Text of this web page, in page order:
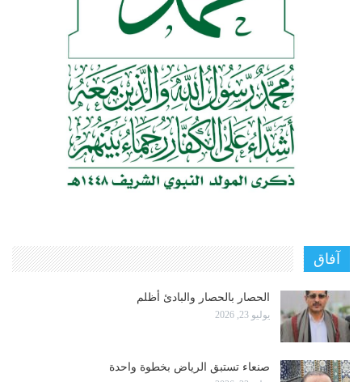
آفاق
الحصار بالحصار والبادئ أظلم
يوليو 23, 2026
صنعاء تستبق الرياض بخطوة واحدة